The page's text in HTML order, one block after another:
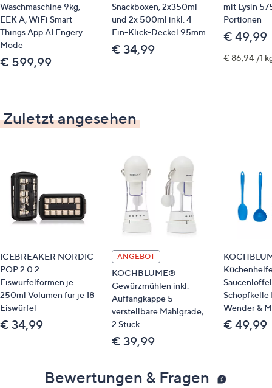
Waschmaschine 9kg,
EEK A, WiFi Smart
Things App AI Engery
Mode
€ 599,99
Snackboxen, 2x350ml
und 2x 500ml inkl. 4
Ein-Klick-Deckel 95mm
€ 34,99
mit Lysin
Portionen
€ 49,99
€ 86,94 /1
Zuletzt angesehen
ICEBREAKER NORDIC
POP 2.0 2
Eiswürfelformen je
250ml Volumen für je 18
Eiswürfel
€ 34,99
ANGEBOT
KOCHBLUME®
Gewürzmühlen inkl.
Auffangkappe 5
verstellbare Mahlgrade,
2 Stück
€ 39,99
Schöpfkelle
Wender &
€ 49,99
Bewertungen & Fragen